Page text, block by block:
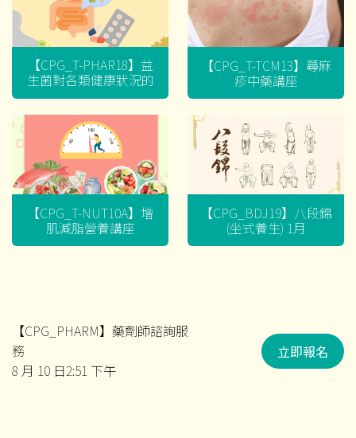
【CPG_T-PHAR18】益
生菌對各類健康狀況的
迷思
【CPG_T-TCM13】蕁麻
疹中藥講座
【CPG_T-NUT10A】增
肌減脂營養講座
【CPG_BDJ19】八段錦
(坐式養生) 1月
【CPG_PHARM】藥劑師諮詢服
務
8 月 10 日2:51 下午
立即報名